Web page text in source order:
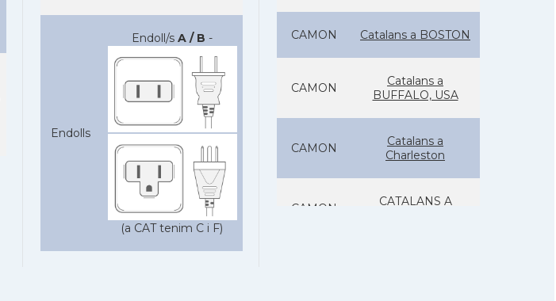
Endolls
Endoll/s A / B -
(a CAT tenim C i F)
CAMON Catalans a BOSTON
CAMON
Catalans a
BUFFALO, USA
CAMON
Catalans a
Charleston
CAMON
CATALANS A